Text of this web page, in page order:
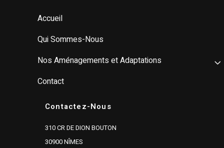
Accueil
Qui Sommes-Nous
Nos Aménagements et Adaptations
Contact
Contactez-Nous
310 CR DE DION BOUTON
30900 NÎMES